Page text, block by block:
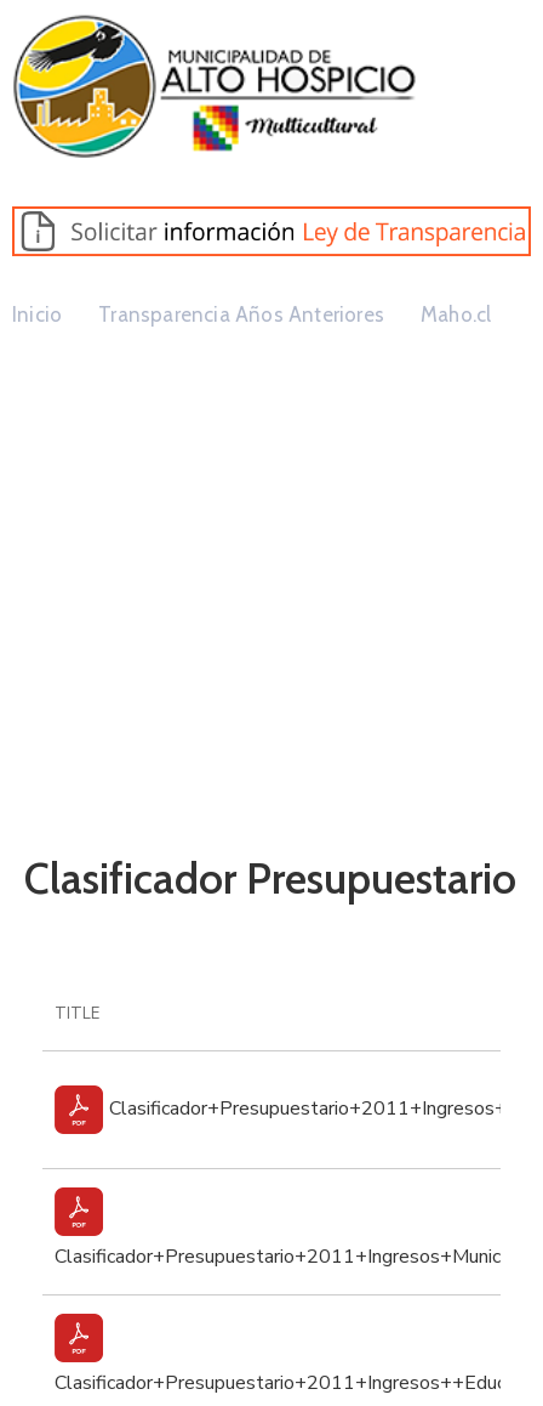
Inicio Transparencia Años Anteriores Maho.cl
Clasificador Presupuestario
TITLE